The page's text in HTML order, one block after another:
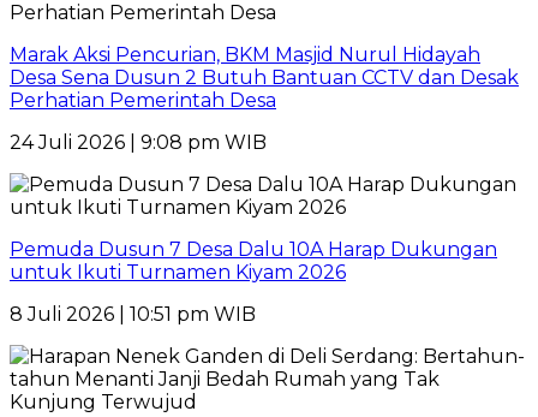
Marak Aksi Pencurian, BKM Masjid Nurul Hidayah
Desa Sena Dusun 2 Butuh Bantuan CCTV dan Desak
Perhatian Pemerintah Desa
24 Juli 2026 | 9:08 pm WIB
Pemuda Dusun 7 Desa Dalu 10A Harap Dukungan
untuk Ikuti Turnamen Kiyam 2026
8 Juli 2026 | 10:51 pm WIB